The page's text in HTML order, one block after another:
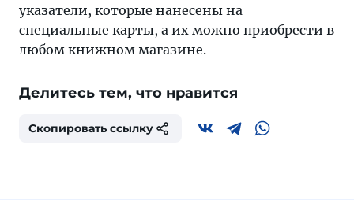
указатели, которые нанесены на
специальные карты, а их можно приобрести в
любом книжном магазине.
Делитесь тем, что нравится
Скопировать ссылку